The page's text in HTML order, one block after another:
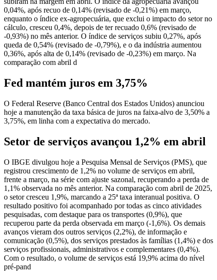
0,04%, após recuo de 0,14% (revisado de -0,21%) em março,
enquanto o índice ex-agropecuária, que exclui o impacto do setor no
cálculo, cresceu 0,4%, depois de ter recuado 0,6% (revisado de
-0,93%) no mês anterior. O índice de serviços subiu 0,27%, após
queda de 0,54% (revisado de -0,79%), e o da indústria aumentou
0,36%, após alta de 0,14% (revisado de -0,23%) em março. Na
comparação com abril d
Fed mantém juros em 3,75%
O Federal Reserve (Banco Central dos Estados Unidos) anunciou
hoje a manutenção da taxa básica de juros na faixa-alvo de 3,50% a
3,75%, em linha com a expectativa do mercado.
Setor de serviços avançou 1,2% em abril
O IBGE divulgou hoje a Pesquisa Mensal de Serviços (PMS), que
registrou crescimento de 1,2% no volume de serviços em abril,
frente a março, na série com ajuste sazonal, recuperando a perda de
1,1% observada no mês anterior. Na comparação com abril de 2025,
o setor cresceu 1,9%, marcando a 25ª taxa interanual positiva. O
resultado positivo foi acompanhado por todas as cinco atividades
pesquisadas, com destaque para os transportes (0,9%), que
recuperou parte da perda observada em março (-1,6%). Os demais
avanços vieram dos outros serviços (2,2%), de informação e
comunicação (0,5%), dos serviços prestados às famílias (1,4%) e dos
serviços profissionais, administrativos e complementares (0,4%).
Com o resultado, o volume de serviços está 19,9% acima do nível
pré-pand